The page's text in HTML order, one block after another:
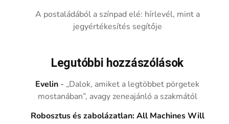
A postaládából a színpad elé: hírlevél, mint a
jegyértékesítés segítője
Legutóbbi hozzászólások
Evelin - „Dalok, amiket a legtöbbet pörgetek
mostanában”, avagy zeneajánló a szakmától
Robosztus és zabolázatlan: All Machines Will